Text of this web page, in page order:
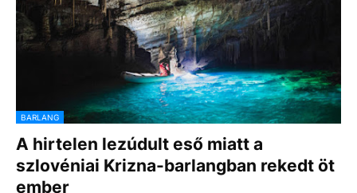
BARLANG
A hirtelen lezúdult eső miatt a
szlovéniai Krizna-barlangban rekedt öt
ember